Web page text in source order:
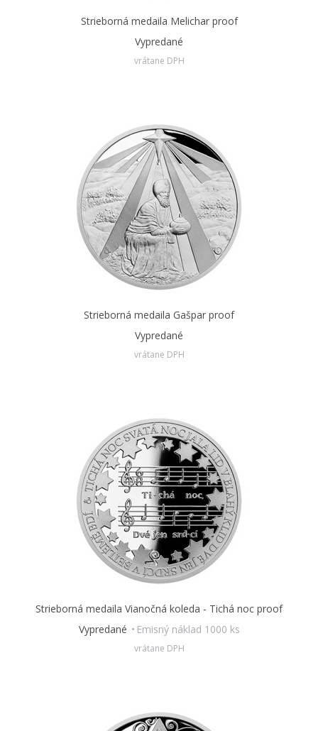
Strieborná medaila Melichar proof
Vypredané
vrátane DPH
Strieborná medaila Gašpar proof
Vypredané
vrátane DPH
Strieborná medaila Vianočná koleda - Tichá noc proof
Vypredané
Emisný náklad 1000 ks
vrátane DPH